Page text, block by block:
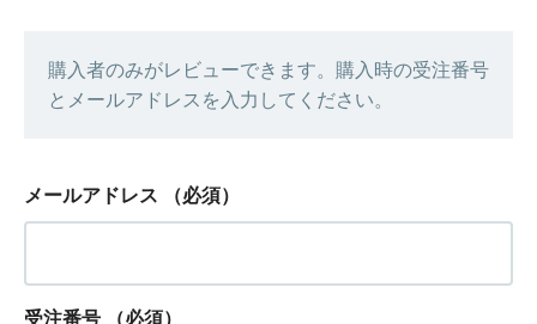
購入者のみがレビューできます。購入時の受注番号
とメールアドレスを入力してください。
メールアドレス （必須）
受注番号 （必須）